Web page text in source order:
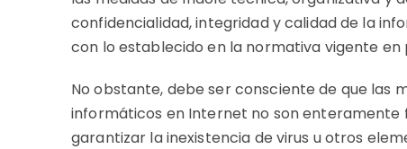
confidencialidad, integridad y calidad de la
con lo establecido en la normativa vigente
No obstante, debe ser consciente de que las
informáticos en Internet no son enteramente
garantizar la inexistencia de virus u otros